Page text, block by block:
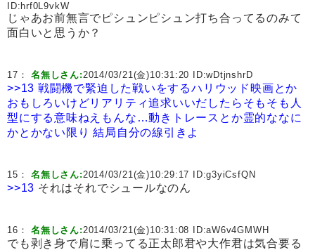
ID: hrf0L9vkW
じゃあお前無言でピシュンピシュン打ち合ってるのみて
面白いと思うか？
17：名無しさん:2014/03/21(金)10:31:20 ID:wDtjnshrD
>>13 戦闘機で緊迫した戦いをするハリウッド映画とか
おもしろいけどリアリティ追求いいだしたらそもそも人
型にする意味ねえもんな…動きトレースとか霊的ななに
かとかない限り 結局自分の線引きよ
15：名無しさん:2014/03/21(金)10:29:17 ID:g3yiCsfQN
>>13 それはそれでシュールなのん
16：名無しさん:2014/03/21(金)10:31:08 ID:aW6v4GMWH
でも剥き身で肩に乗ってる正太郎君や大作君は気合要る